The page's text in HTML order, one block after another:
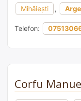
Mihăiești ,
Telefon:
Corfu